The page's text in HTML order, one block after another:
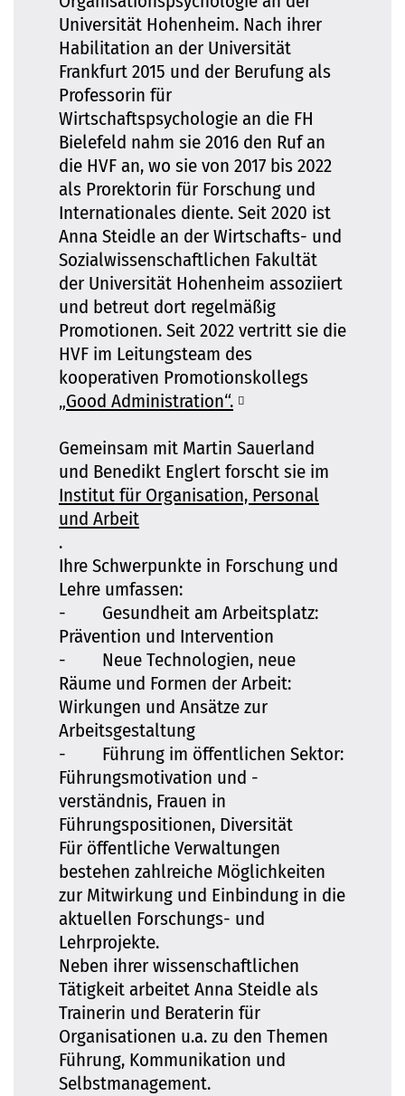
Universität Hohenheim. Nach ihrer
Habilitation an der Universität
Frankfurt 2015 und der Berufung als
Professorin für
Wirtschaftspsychologie an die FH
Bielefeld nahm sie 2016 den Ruf an
die HVF an, wo sie von 2017 bis 2022
als Prorektorin für Forschung und
Internationales diente. Seit 2020 ist
Anna Steidle an der Wirtschafts- und
Sozialwissenschaftlichen Fakultät
der Universität Hohenheim assoziiert
und betreut dort regelmäßig
Promotionen. Seit 2022 vertritt sie die
HVF im Leitungsteam des
kooperativen Promotionskollegs
„Good Administration“.
Gemeinsam mit Martin Sauerland
und Benedikt Englert forscht sie im
Institut für Organisation, Personal
und Arbeit
.
Ihre Schwerpunkte in Forschung und
Lehre umfassen:
- Gesundheit am Arbeitsplatz:
Prävention und Intervention
- Neue Technologien, neue
Räume und Formen der Arbeit:
Wirkungen und Ansätze zur
Arbeitsgestaltung
- Führung im öffentlichen Sektor:
Führungsmotivation und -
verständnis, Frauen in
Führungspositionen, Diversität
Für öffentliche Verwaltungen
bestehen zahlreiche Möglichkeiten
zur Mitwirkung und Einbindung in die
aktuellen Forschungs- und
Lehrprojekte.
Neben ihrer wissenschaftlichen
Tätigkeit arbeitet Anna Steidle als
Trainerin und Beraterin für
Organisationen u.a. zu den Themen
Führung, Kommunikation und
Selbstmanagement.